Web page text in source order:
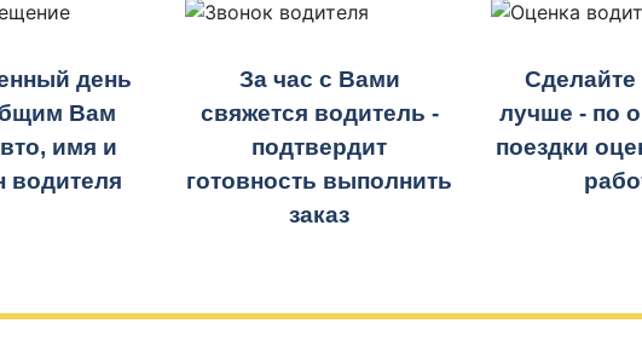
день
Вам
имя и
водителя
За час с Вами
свяжется водитель -
подтвердит
готовность выполнить
заказ
Сделайте
лучше - по
поездки